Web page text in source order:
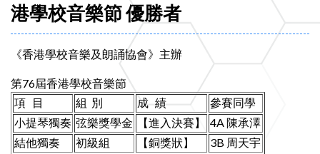
港學校音樂節 優勝者
《香港學校音樂及朗誦協會》主辦
第76屆香港學校音樂節
項 目
組 別 成 績
參賽同學
小提琴獨奏 弦樂獎學金 【進入決賽】
4A 陳承澤
結他獨奏
初級組 【銅獎狀】
3B 周天宇